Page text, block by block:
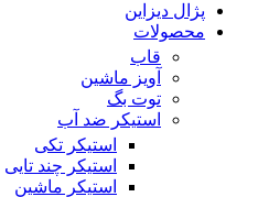
پژال دیزاین
محصولات
قاب
آویز ماشین
توت بگ
استیکر ضد آب
استیکر تکی
استیکر چند تایی
استیکر ماشین